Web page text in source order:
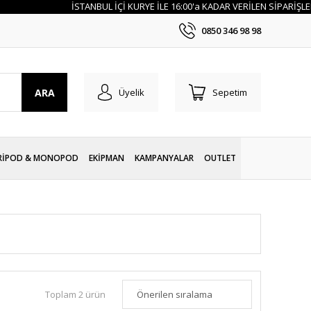
İSTANBUL İÇİ KURYE İLE 16:00'a KADAR VERİLEN SİPARİŞLERİNİZ
0850 346 98 98
ARA Üyelik Sepetim
& MONOPOD EKİPMAN KAMPANYALAR OUTLET
Toplam 2 ürün